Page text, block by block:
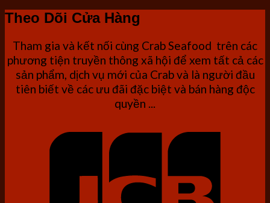
Theo Dõi Cửa Hàng
Tham gia và kết nối cùng Crab Seafood trên các
phương tiện truyền thông xã hội để xem tất cả các
sản phẩm, dịch vụ mới của Crab và là người đầu
tiên biết về các ưu đãi đặc biệt và bán hàng độc
quyền ...